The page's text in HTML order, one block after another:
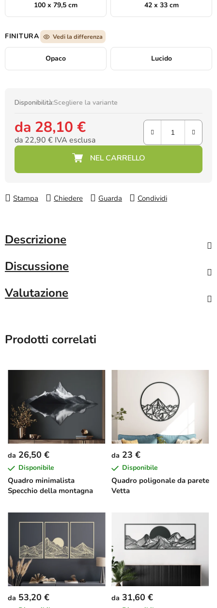
100 x 79,5 cm 42 x 33 cm
FINITURA Vedi la differenza
Opaco Lucido
Disponibilità:Scegliere la variante
da 28,10 €
da 22,90 € IVA esclusa
Prezzo della misura:
Stampa Chiedere Guarda Condividi
Descrizione
Discussione
Valutazione
Prodotti correlati
Quadro minimalista
Specchio della montagna
da 26,50 €
Disponibile
Quadro poligonale da parete
Vetta
da 23 €
Disponibile
da 53,20 € da 31,60 €